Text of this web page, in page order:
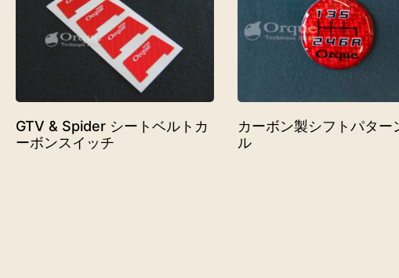
GTV & Spider シートベルトカ
ーボンスイッチ
カーボン製シフトパター
ル